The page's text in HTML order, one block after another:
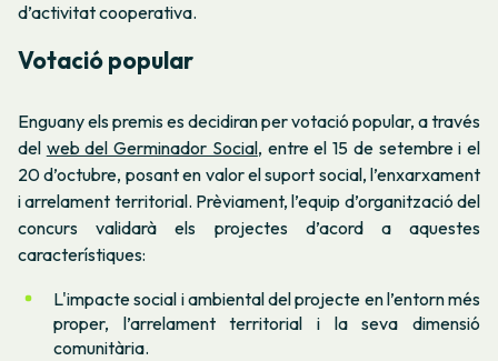
d’activitat cooperativa.
Votació popular
Enguany els premis es decidiran per votació popular, a través
del web del Germinador Social, entre el 15 de setembre i el
20 d’octubre, posant en valor el suport social, l’enxarxament
i arrelament territorial. Prèviament, l’equip d’organització del
concurs validarà els projectes d’acord a aquestes
característiques:
L'impacte social i ambiental del projecte en l’entorn més
proper, l’arrelament territorial i la seva dimensió
comunitària.